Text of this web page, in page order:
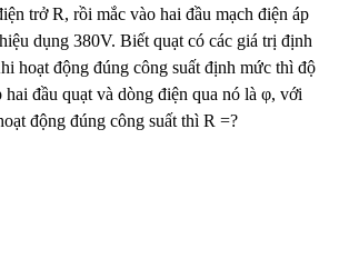
trở R, rồi mắc vào hai đầu mạch điện áp
dụng 380V. Biết quạt có các giá trị định
hoạt động đúng công suất định mức thì độ
hai đầu quạt và dòng điện qua nó là φ, với
động đúng công suất thì R =?